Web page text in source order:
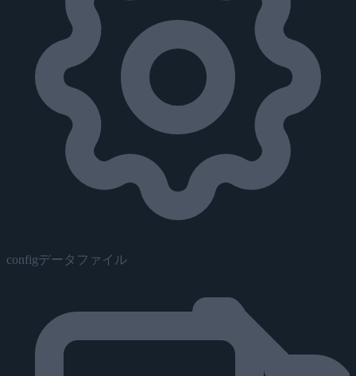
configデータファイル